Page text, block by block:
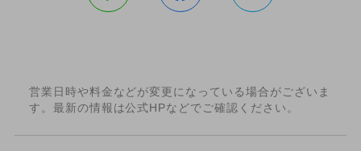
営業日時や料金などが変更になっている場合がございま
す。最新の情報は公式HPなどでご確認ください。